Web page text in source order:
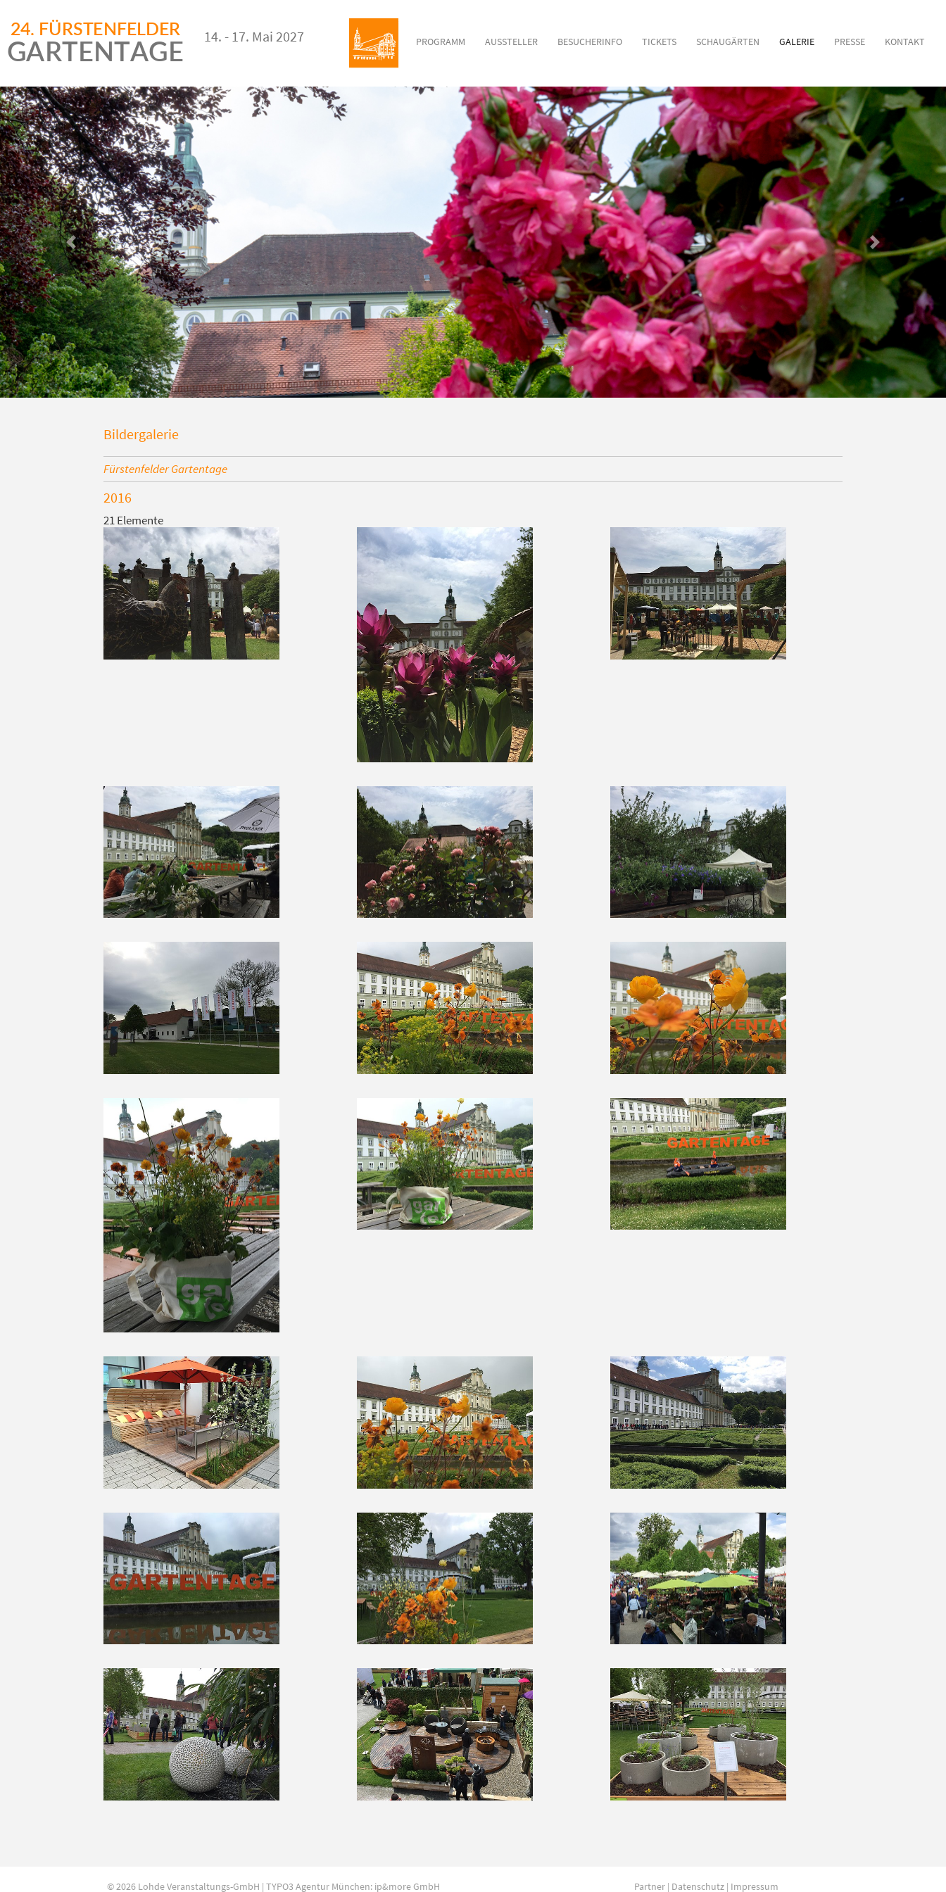
14. - 17. Mai 2027 PROGRAMM AUSSTELLER BESUCHERINFO TICKETS SCHAUGÄRTEN GALERIE PRESSE KONTAKT
Vorheriges Nächstes
Bildergalerie
Fürstenfelder Gartentage
2016
21 Elemente
© 2026 Lohde Veranstaltungs-GmbH | TYPO3 Agentur München: ip&more GmbH Partner | Datenschutz | Impressum